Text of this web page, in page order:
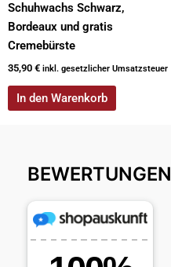
Schuhwachs Schwarz,
Bordeaux und gratis
Cremebürste
35,90 € inkl. gesetzlicher Umsatzsteuer
In den Warenkorb
BEWERTUNGEN